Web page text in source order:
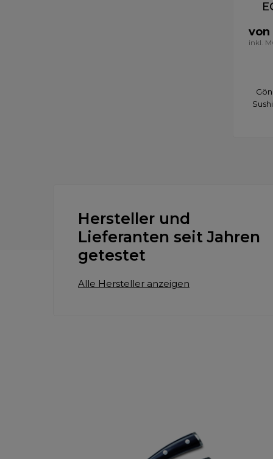
von
inkl.
Hersteller und
Lieferanten seit Jahren
getestet
Alle Hersteller anzeigen